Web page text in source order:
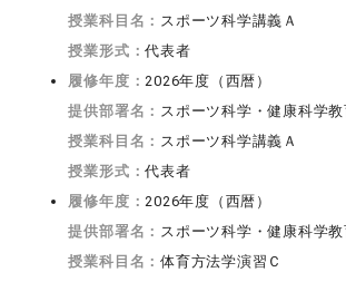
授業科目名： スポーツ科学講義Ａ
授業形式：代表者
履修年度：2026年度（西暦）
提供部署名： スポーツ科学・健康科学
授業科目名： スポーツ科学講義Ａ
授業形式：代表者
履修年度：2026年度（西暦）
提供部署名： スポーツ科学・健康科学
授業科目名：体育方法学演習Ｃ